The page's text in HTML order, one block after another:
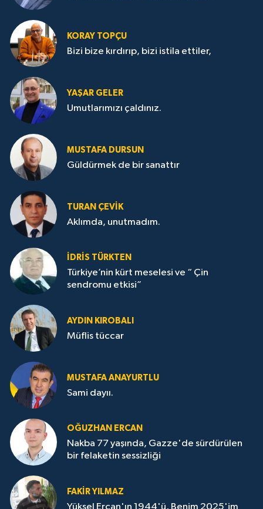
KORAY TOPÇU
Bizi bize kırdırıp, bizi istila ettiler,
YAŞAR GELER
Umutlarımızı çaldınız.
MUSTAFA DURSUN
Güldürmek de bir sanattır
TURAN ÇEVİK
Aklımda, unutmadım.
İDRİS TÜRKTEN
Türkiye’nin kürt meselesi ve “ Çin
sendromu etkisi”
AYDIN KIROBALI
Müflis tüccar
MUSTAFA ANAYURTLU
Sami dayıı.
OĞUZHAN ERCAN
Nakba 77 yaşında, Gazze'de sürdürülen
bir felaketin sessizliği
FAKİR YILMAZ
Yüksel Ercan'ın 1944'ü, Benim 2025'im